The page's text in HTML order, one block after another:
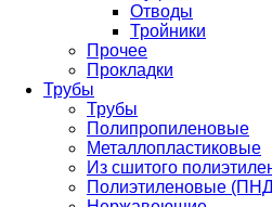
Отводы
Тройники
Прочее
Прокладки
Трубы
Трубы
Полипропиленовые
Металлопластиковые
Из сшитого
Полиэтиленовые